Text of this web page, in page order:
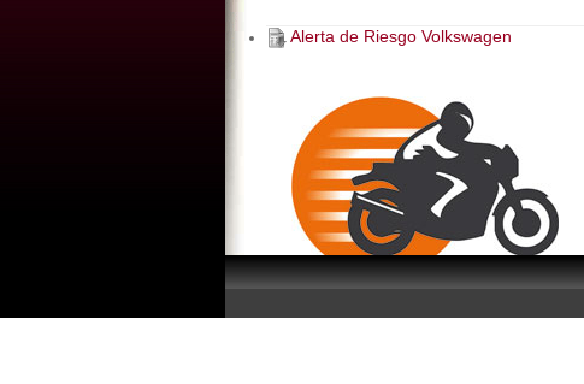
Alerta de Riesgo Volkswagen